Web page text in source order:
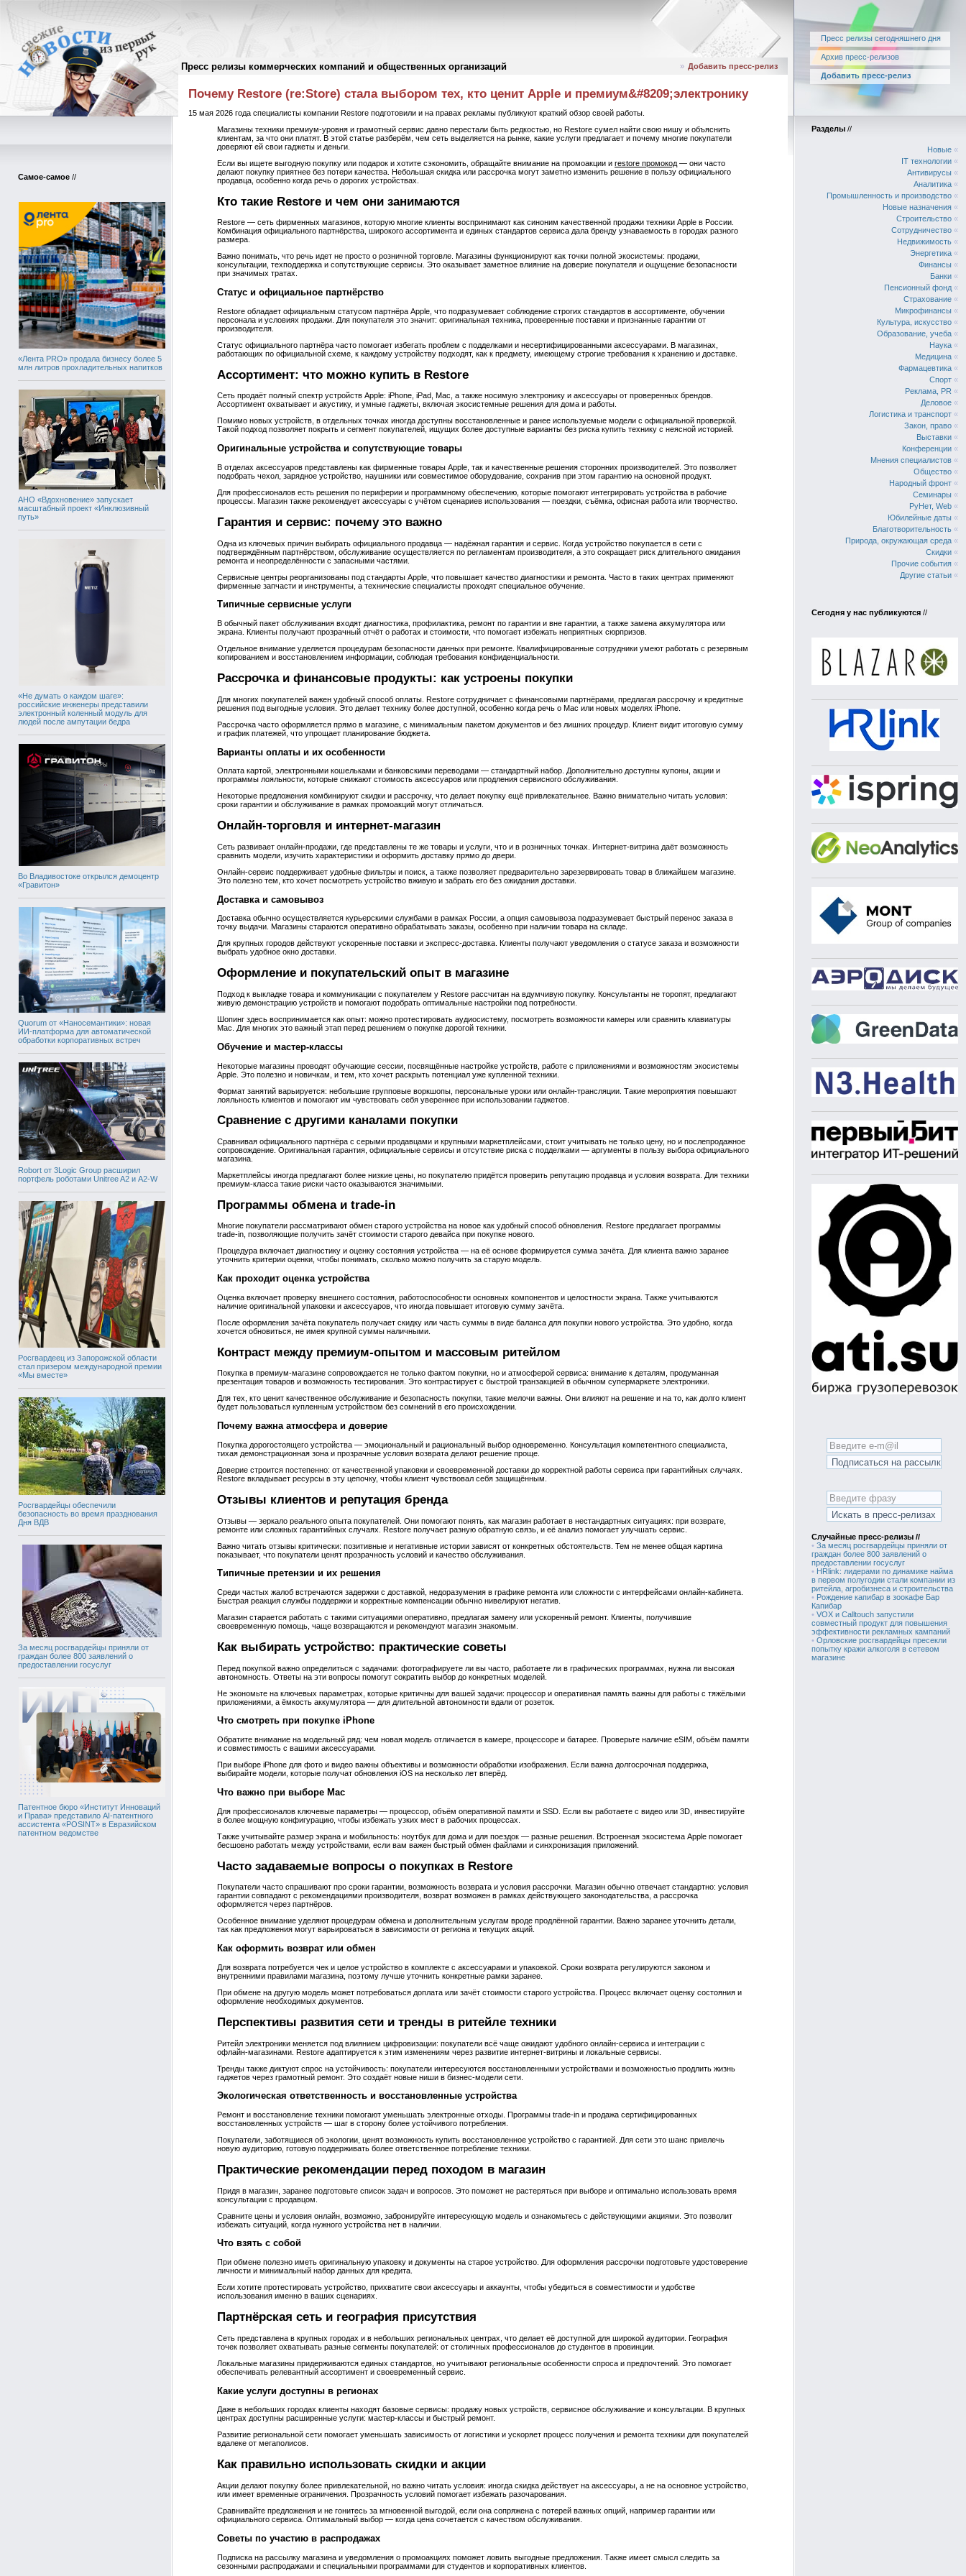
Пресс релизы коммерческих компаний и общественных организаций
Пресс релизы сегодняшнего дня
Архив пресс-релизов
Добавить пресс-релиз
Самое-самое //
«Лента PRO» продала бизнесу более 5
млн литров прохладительных напитков
АНО «Вдохновение» запускает
масштабный проект «Инклюзивный
путь»
«Не думать о каждом шаге»:
российские инженеры представили
электронный коленный модуль для
людей после ампутации бедра
Во Владивостоке открылся демоцентр
«Гравитон»
Quorum от «Наносемантики»: новая
ИИ-платформа для автоматической
обработки корпоративных встреч
Robort от 3Logic Group расширил
портфель роботами Unitree A2 и A2-W
Росгвардеец из Запорожской области
стал призером международной премии
«Мы вместе»
Росгвардейцы обеспечили
безопасность во время празднования
Дня ВДВ
За месяц росгвардейцы приняли от
граждан более 800 заявлений о
предоставлении госуслуг
Патентное бюро «Институт Инноваций
и Права» представило AI-патентного
ассистента «POSINT» в Евразийском
патентном ведомстве
Пресс-релизы// » Добавить пресс-релиз
Почему Restore (re:Store) стала выбором тех, кто ценит Apple и премиум&#8209;электронику
15 мая 2026 года специалисты компании Restore подготовили и на правах рекламы публикуют краткий обзор своей работы.
Магазины техники премиум‑уровня и грамотный сервис давно перестали быть редкостью, но Restore сумел найти свою нишу и объяснить
клиентам, за что они платят. В этой статье разберём, чем сеть выделяется на рынке, какие услуги предлагает и почему многие покупатели
доверяют ей свои гаджеты и деньги.
Если вы ищете выгодную покупку или подарок и хотите сэкономить, обращайте внимание на промоакции и restore промокод — они часто
делают покупку приятнее без потери качества. Небольшая скидка или рассрочка могут заметно изменить решение в пользу официального
продавца, особенно когда речь о дорогих устройствах.
Кто такие Restore и чем они занимаются
Restore — сеть фирменных магазинов, которую многие клиенты воспринимают как синоним качественной продажи техники Apple в России.
Комбинация официального партнёрства, широкого ассортимента и единых стандартов сервиса дала бренду узнаваемость в городах разного
размера.
Важно понимать, что речь идет не просто о розничной торговле. Магазины функционируют как точки полной экосистемы: продажи,
консультации, техподдержка и сопутствующие сервисы. Это оказывает заметное влияние на доверие покупателя и ощущение безопасности
при значимых тратах.
Статус и официальное партнёрство
Restore обладает официальным статусом партнёра Apple, что подразумевает соблюдение строгих стандартов в ассортименте, обучении
персонала и условиях продажи. Для покупателя это значит: оригинальная техника, проверенные поставки и признанные гарантии от
производителя.
Статус официального партнёра часто помогает избегать проблем с подделками и несертифицированными аксессуарами. В магазинах,
работающих по официальной схеме, к каждому устройству подходят, как к предмету, имеющему строгие требования к хранению и доставке.
Ассортимент: что можно купить в Restore
Сеть продаёт полный спектр устройств Apple: iPhone, iPad, Mac, а также носимую электронику и аксессуары от проверенных брендов.
Ассортимент охватывает и акустику, и умные гаджеты, включая экосистемные решения для дома и работы.
Помимо новых устройств, в отдельных точках иногда доступны восстановленные и ранее используемые модели с официальной проверкой.
Такой подход позволяет покрыть и сегмент покупателей, ищущих более доступные варианты без риска купить технику с неясной историей.
Оригинальные устройства и сопутствующие товары
В отделах аксессуаров представлены как фирменные товары Apple, так и качественные решения сторонних производителей. Это позволяет
подобрать чехол, зарядное устройство, наушники или совместимое оборудование, сохранив при этом гарантию на основной продукт.
Для профессионалов есть решения по периферии и программному обеспечению, которые помогают интегрировать устройства в рабочие
процессы. Магазин также рекомендует аксессуары с учётом сценариев использования — поездки, съёмка, офисная работа или творчество.
Гарантия и сервис: почему это важно
Одна из ключевых причин выбирать официального продавца — надёжная гарантия и сервис. Когда устройство покупается в сети с
подтверждённым партнёрством, обслуживание осуществляется по регламентам производителя, а это сокращает риск длительного ожидания
ремонта и неопределённости с запасными частями.
Сервисные центры реорганизованы под стандарты Apple, что повышает качество диагностики и ремонта. Часто в таких центрах применяют
фирменные запчасти и инструменты, а технические специалисты проходят специальное обучение.
Типичные сервисные услуги
В обычный пакет обслуживания входят диагностика, профилактика, ремонт по гарантии и вне гарантии, а также замена аккумулятора или
экрана. Клиенты получают прозрачный отчёт о работах и стоимости, что помогает избежать неприятных сюрпризов.
Отдельное внимание уделяется процедурам безопасности данных при ремонте. Квалифицированные сотрудники умеют работать с резервным
копированием и восстановлением информации, соблюдая требования конфиденциальности.
Рассрочка и финансовые продукты: как устроены покупки
Для многих покупателей важен удобный способ оплаты. Restore сотрудничает с финансовыми партнёрами, предлагая рассрочку и кредитные
решения под выгодные условия. Это делает технику более доступной, особенно когда речь о Mac или новых моделях iPhone.
Рассрочка часто оформляется прямо в магазине, с минимальным пакетом документов и без лишних процедур. Клиент видит итоговую сумму
и график платежей, что упрощает планирование бюджета.
Варианты оплаты и их особенности
Оплата картой, электронными кошельками и банковскими переводами — стандартный набор. Дополнительно доступны купоны, акции и
программы лояльности, которые снижают стоимость аксессуаров или продления сервисного обслуживания.
Некоторые предложения комбинируют скидки и рассрочку, что делает покупку ещё привлекательнее. Важно внимательно читать условия:
сроки гарантии и обслуживание в рамках промоакций могут отличаться.
Онлайн‑торговля и интернет‑магазин
Сеть развивает онлайн‑продажи, где представлены те же товары и услуги, что и в розничных точках. Интернет‑витрина даёт возможность
сравнить модели, изучить характеристики и оформить доставку прямо до двери.
Онлайн‑сервис поддерживает удобные фильтры и поиск, а также позволяет предварительно зарезервировать товар в ближайшем магазине.
Это полезно тем, кто хочет посмотреть устройство вживую и забрать его без ожидания доставки.
Доставка и самовывоз
Доставка обычно осуществляется курьерскими службами в рамках России, а опция самовывоза подразумевает быстрый перенос заказа в
точку выдачи. Магазины стараются оперативно обрабатывать заказы, особенно при наличии товара на складе.
Для крупных городов действуют ускоренные поставки и экспресс‑доставка. Клиенты получают уведомления о статусе заказа и возможности
выбрать удобное окно доставки.
Оформление и покупательский опыт в магазине
Подход к выкладке товара и коммуникации с покупателем у Restore рассчитан на вдумчивую покупку. Консультанты не торопят, предлагают
живую демонстрацию устройств и помогают подобрать оптимальные настройки под потребности.
Шопинг здесь воспринимается как опыт: можно протестировать аудиосистему, посмотреть возможности камеры или сравнить клавиатуры
Mac. Для многих это важный этап перед решением о покупке дорогой техники.
Обучение и мастер‑классы
Некоторые магазины проводят обучающие сессии, посвящённые настройке устройств, работе с приложениями и возможностям экосистемы
Apple. Это полезно и новичкам, и тем, кто хочет раскрыть потенциал уже купленной техники.
Формат занятий варьируется: небольшие групповые воркшопы, персональные уроки или онлайн‑трансляции. Такие мероприятия повышают
лояльность клиентов и помогают им чувствовать себя увереннее при использовании гаджетов.
Сравнение с другими каналами покупки
Сравнивая официального партнёра с серыми продавцами и крупными маркетплейсами, стоит учитывать не только цену, но и послепродажное
сопровождение. Оригинальная гарантия, официальные сервисы и отсутствие риска с подделками — аргументы в пользу выбора официального
магазина.
Маркетплейсы иногда предлагают более низкие цены, но покупателю придётся проверить репутацию продавца и условия возврата. Для техники
премиум‑класса такие риски часто оказываются значимыми.
Программы обмена и trade‑in
Многие покупатели рассматривают обмен старого устройства на новое как удобный способ обновления. Restore предлагает программы
trade‑in, позволяющие получить зачёт стоимости старого девайса при покупке нового.
Процедура включает диагностику и оценку состояния устройства — на её основе формируется сумма зачёта. Для клиента важно заранее
уточнить критерии оценки, чтобы понимать, сколько можно получить за старую модель.
Как проходит оценка устройства
Оценка включает проверку внешнего состояния, работоспособности основных компонентов и целостности экрана. Также учитываются
наличие оригинальной упаковки и аксессуаров, что иногда повышает итоговую сумму зачёта.
После оформления зачёта покупатель получает скидку или часть суммы в виде баланса для покупки нового устройства. Это удобно, когда
хочется обновиться, не имея крупной суммы наличными.
Контраст между премиум‑опытом и массовым ритейлом
Покупка в премиум‑магазине сопровождается не только фактом покупки, но и атмосферой сервиса: внимание к деталям, продуманная
презентация товаров и возможность тестирования. Это контрастирует с быстрой транзакцией в обычном супермаркете электроники.
Для тех, кто ценит качественное обслуживание и безопасность покупки, такие мелочи важны. Они влияют на решение и на то, как долго клиент
будет пользоваться купленным устройством без сомнений в его происхождении.
Почему важна атмосфера и доверие
Покупка дорогостоящего устройства — эмоциональный и рациональный выбор одновременно. Консультация компетентного специалиста,
тихая демонстрационная зона и прозрачные условия возврата делают решение проще.
Доверие строится постепенно: от качественной упаковки и своевременной доставки до корректной работы сервиса при гарантийных случаях.
Restore вкладывает ресурсы в эту цепочку, чтобы клиент чувствовал себя защищённым.
Отзывы клиентов и репутация бренда
Отзывы — зеркало реального опыта покупателей. Они помогают понять, как магазин работает в нестандартных ситуациях: при возврате,
ремонте или сложных гарантийных случаях. Restore получает разную обратную связь, и её анализ помогает улучшать сервис.
Важно читать отзывы критически: позитивные и негативные истории зависят от конкретных обстоятельств. Тем не менее общая картина
показывает, что покупатели ценят прозрачность условий и качество обслуживания.
Типичные претензии и их решения
Среди частых жалоб встречаются задержки с доставкой, недоразумения в графике ремонта или сложности с интерфейсами онлайн‑кабинета.
Быстрая реакция службы поддержки и корректные компенсации обычно нивелируют негатив.
Магазин старается работать с такими ситуациями оперативно, предлагая замену или ускоренный ремонт. Клиенты, получившие
своевременную помощь, чаще возвращаются и рекомендуют магазин знакомым.
Как выбирать устройство: практические советы
Перед покупкой важно определиться с задачами: фотографируете ли вы часто, работаете ли в графических программах, нужна ли высокая
автономность. Ответы на эти вопросы помогут сократить выбор до конкретных моделей.
Не экономьте на ключевых параметрах, которые критичны для вашей задачи: процессор и оперативная память важны для работы с тяжёлыми
приложениями, а ёмкость аккумулятора — для длительной автономности вдали от розеток.
Что смотреть при покупке iPhone
Обратите внимание на модельный ряд: чем новая модель отличается в камере, процессоре и батарее. Проверьте наличие eSIM, объём памяти
и совместимость с вашими аксессуарами.
При выборе iPhone для фото и видео важны объективы и возможности обработки изображения. Если важна долгосрочная поддержка,
выбирайте модели, которые получат обновления iOS на несколько лет вперёд.
Что важно при выборе Mac
Для профессионалов ключевые параметры — процессор, объём оперативной памяти и SSD. Если вы работаете с видео или 3D, инвестируйте
в более мощную конфигурацию, чтобы избежать узких мест в рабочих процессах.
Также учитывайте размер экрана и мобильность: ноутбук для дома и для поездок — разные решения. Встроенная экосистема Apple помогает
бесшовно работать между устройствами, если вам важен быстрый обмен файлами и синхронизация приложений.
Часто задаваемые вопросы о покупках в Restore
Покупатели часто спрашивают про сроки гарантии, возможность возврата и условия рассрочки. Магазин обычно отвечает стандартно: условия
гарантии совпадают с рекомендациями производителя, возврат возможен в рамках действующего законодательства, а рассрочка
оформляется через партнёров.
Особенное внимание уделяют процедурам обмена и дополнительным услугам вроде продлённой гарантии. Важно заранее уточнить детали,
так как предложения могут варьироваться в зависимости от региона и текущих акций.
Как оформить возврат или обмен
Для возврата потребуется чек и целое устройство в комплекте с аксессуарами и упаковкой. Сроки возврата регулируются законом и
внутренними правилами магазина, поэтому лучше уточнить конкретные рамки заранее.
При обмене на другую модель может потребоваться доплата или зачёт стоимости старого устройства. Процесс включает оценку состояния и
оформление необходимых документов.
Перспективы развития сети и тренды в ритейле техники
Ритейл электроники меняется под влиянием цифровизации: покупатели всё чаще ожидают удобного онлайн‑сервиса и интеграции с
офлайн‑магазинами. Restore адаптируется к этим изменениям через развитие интернет‑витрины и локальные сервисы.
Тренды также диктуют спрос на устойчивость: покупатели интересуются восстановленными устройствами и возможностью продлить жизнь
гаджетов через грамотный ремонт. Это создаёт новые ниши в бизнес‑модели сети.
Экологическая ответственность и восстановленные устройства
Ремонт и восстановление техники помогают уменьшать электронные отходы. Программы trade‑in и продажа сертифицированных
восстановленных устройств — шаг в сторону более устойчивого потребления.
Покупатели, заботящиеся об экологии, ценят возможность купить восстановленное устройство с гарантией. Для сети это шанс привлечь
новую аудиторию, готовую поддерживать более ответственное потребление техники.
Практические рекомендации перед походом в магазин
Придя в магазин, заранее подготовьте список задач и вопросов. Это поможет не растеряться при выборе и оптимально использовать время
консультации с продавцом.
Сравните цены и условия онлайн, возможно, забронируйте интересующую модель и ознакомьтесь с действующими акциями. Это позволит
избежать ситуаций, когда нужного устройства нет в наличии.
Что взять с собой
При обмене полезно иметь оригинальную упаковку и документы на старое устройство. Для оформления рассрочки подготовьте удостоверение
личности и минимальный набор данных для кредита.
Если хотите протестировать устройство, прихватите свои аксессуары и аккаунты, чтобы убедиться в совместимости и удобстве
использования именно в ваших сценариях.
Партнёрская сеть и география присутствия
Сеть представлена в крупных городах и в небольших региональных центрах, что делает её доступной для широкой аудитории. География
точек позволяет охватывать разные сегменты покупателей: от столичных профессионалов до студентов в провинции.
Локальные магазины придерживаются единых стандартов, но учитывают региональные особенности спроса и предпочтений. Это помогает
обеспечивать релевантный ассортимент и своевременный сервис.
Какие услуги доступны в регионах
Даже в небольших городах клиенты находят базовые сервисы: продажу новых устройств, сервисное обслуживание и консультации. В крупных
центрах доступны расширенные услуги: мастер‑классы и быстрый ремонт.
Развитие региональной сети помогает уменьшать зависимость от логистики и ускоряет процесс получения и ремонта техники для покупателей
вдалеке от мегаполисов.
Как правильно использовать скидки и акции
Акции делают покупку более привлекательной, но важно читать условия: иногда скидка действует на аксессуары, а не на основное устройство,
или имеет временные ограничения. Прозрачность условий помогает избежать разочарования.
Сравнивайте предложения и не гонитесь за мгновенной выгодой, если она сопряжена с потерей важных опций, например гарантии или
официального сервиса. Оптимальный выбор — когда цена сочетается с качеством обслуживания.
Советы по участию в распродажах
Подписка на рассылку магазина и уведомления о промоакциях поможет ловить выгодные предложения. Также имеет смысл следить за
сезонными распродажами и специальными программами для студентов и корпоративных клиентов.
Разделы //
Новые «
IT технологии «
Антивирусы «
Аналитика «
Промышленность и производство «
Новые назначения «
Строительство «
Сотрудничество «
Недвижимость «
Энергетика «
Финансы «
Банки «
Пенсионный фонд «
Страхование «
Микрофинансы «
Культура, искусство «
Образование, учеба «
Наука «
Медицина «
Фармацевтика «
Спорт «
Реклама, PR «
Деловое «
Логистика и транспорт «
Закон, право «
Выставки «
Конференции «
Мнения специалистов «
Общество «
Народный фронт «
Семинары «
РуНет, Web «
Юбилейные даты «
Благотворительность «
Природа, окружающая среда «
Скидки «
Прочие события «
Другие статьи «
Сегодня у нас публикуются //
Случайные пресс-релизы //
• За месяц росгвардейцы приняли от
граждан более 800 заявлений о
предоставлении госуслуг
• HRlink: лидерами по динамике найма
в первом полугодии стали компании из
ритейла, агробизнеса и строительства
• Рождение капибар в зоокафе Бар
Капибар
• VOX и Calltouch запустили
совместный продукт для повышения
эффективности рекламных кампаний
• Орловские росгвардейцы пресекли
попытку кражи алкоголя в сетевом
магазине